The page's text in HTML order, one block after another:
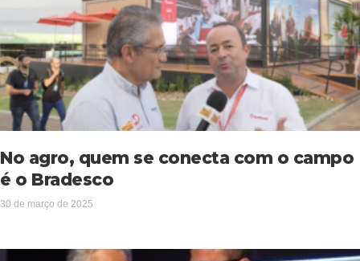
No agro, quem se conecta com o campo
é o Bradesco
30 de março de 2025